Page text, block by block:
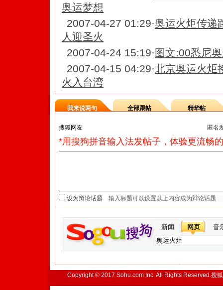
奥运梦想
2007-04-27 01:29·奥运火炬传递
人迎圣火
2007-04-24 15:19· 图文:00悉尼
2007-04-15 04:29·北京奥运火炬
火入台湾
我来说两句 全部跟帖 精华帖
匿名
*用搜狗拼音输入法发帖子，体验更流畅
设为辩论话题
新闻 网页 音
Copyright © 2017 Sohu.com Inc. All Rights Reserved.搜